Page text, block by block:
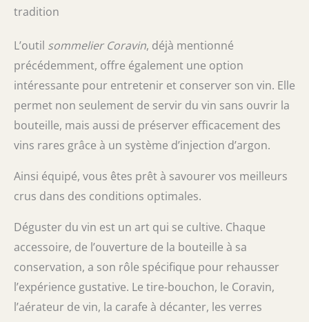
tradition
L’outil sommelier Coravin, déjà mentionné
précédemment, offre également une option
intéressante pour entretenir et conserver son vin. Elle
permet non seulement de servir du vin sans ouvrir la
bouteille, mais aussi de préserver efficacement des
vins rares grâce à un système d’injection d’argon.
Ainsi équipé, vous êtes prêt à savourer vos meilleurs
crus dans des conditions optimales.
Déguster du vin est un art qui se cultive. Chaque
accessoire, de l’ouverture de la bouteille à sa
conservation, a son rôle spécifique pour rehausser
l’expérience gustative. Le tire-bouchon, le Coravin,
l’aérateur de vin, la carafe à décanter, les verres